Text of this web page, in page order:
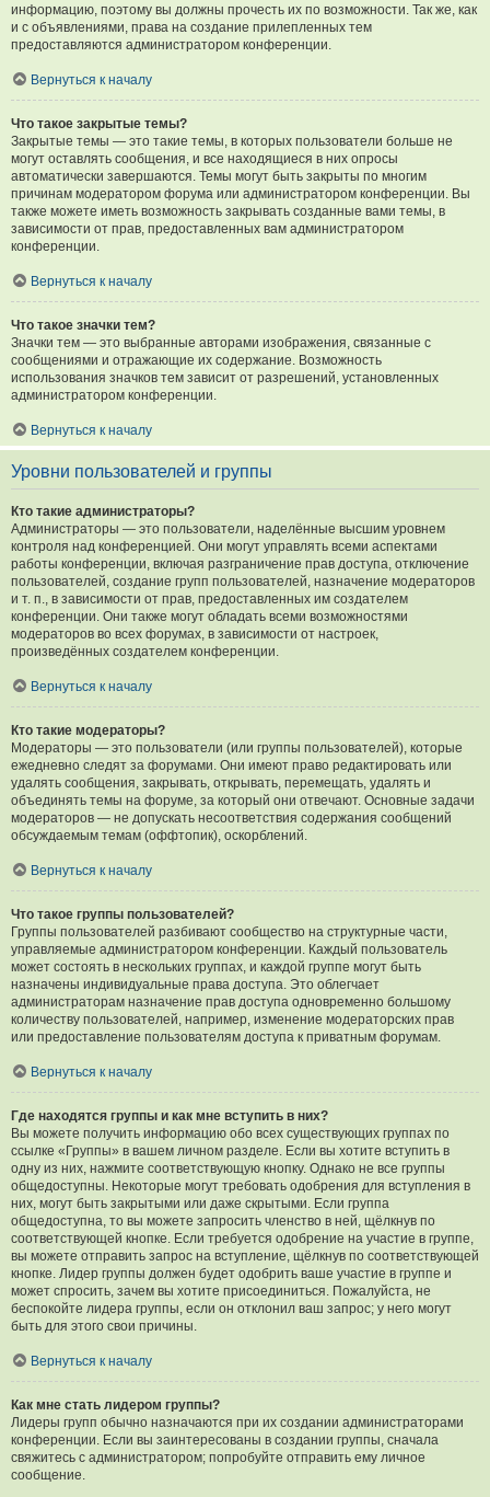
информацию, поэтому вы должны прочесть их по возможности. Так же, как
и с объявлениями, права на создание прилепленных тем
предоставляются администратором конференции.
Вернуться к началу
Что такое закрытые темы?
Закрытые темы — это такие темы, в которых пользователи больше не
могут оставлять сообщения, и все находящиеся в них опросы
автоматически завершаются. Темы могут быть закрыты по многим
причинам модератором форума или администратором конференции. Вы
также можете иметь возможность закрывать созданные вами темы, в
зависимости от прав, предоставленных вам администратором
конференции.
Вернуться к началу
Что такое значки тем?
Значки тем — это выбранные авторами изображения, связанные с
сообщениями и отражающие их содержание. Возможность
использования значков тем зависит от разрешений, установленных
администратором конференции.
Вернуться к началу
Уровни пользователей и группы
Кто такие администраторы?
Администраторы — это пользователи, наделённые высшим уровнем
контроля над конференцией. Они могут управлять всеми аспектами
работы конференции, включая разграничение прав доступа, отключение
пользователей, создание групп пользователей, назначение модераторов
и т. п., в зависимости от прав, предоставленных им создателем
конференции. Они также могут обладать всеми возможностями
модераторов во всех форумах, в зависимости от настроек,
произведённых создателем конференции.
Вернуться к началу
Кто такие модераторы?
Модераторы — это пользователи (или группы пользователей), которые
ежедневно следят за форумами. Они имеют право редактировать или
удалять сообщения, закрывать, открывать, перемещать, удалять и
объединять темы на форуме, за который они отвечают. Основные задачи
модераторов — не допускать несоответствия содержания сообщений
обсуждаемым темам (оффтопик), оскорблений.
Вернуться к началу
Что такое группы пользователей?
Группы пользователей разбивают сообщество на структурные части,
управляемые администратором конференции. Каждый пользователь
может состоять в нескольких группах, и каждой группе могут быть
назначены индивидуальные права доступа. Это облегчает
администраторам назначение прав доступа одновременно большому
количеству пользователей, например, изменение модераторских прав
или предоставление пользователям доступа к приватным форумам.
Вернуться к началу
Где находятся группы и как мне вступить в них?
Вы можете получить информацию обо всех существующих группах по
ссылке «Группы» в вашем личном разделе. Если вы хотите вступить в
одну из них, нажмите соответствующую кнопку. Однако не все группы
общедоступны. Некоторые могут требовать одобрения для вступления в
них, могут быть закрытыми или даже скрытыми. Если группа
общедоступна, то вы можете запросить членство в ней, щёлкнув по
соответствующей кнопке. Если требуется одобрение на участие в группе,
вы можете отправить запрос на вступление, щёлкнув по соответствующей
кнопке. Лидер группы должен будет одобрить ваше участие в группе и
может спросить, зачем вы хотите присоединиться. Пожалуйста, не
беспокойте лидера группы, если он отклонил ваш запрос; у него могут
быть для этого свои причины.
Вернуться к началу
Как мне стать лидером группы?
Лидеры групп обычно назначаются при их создании администраторами
конференции. Если вы заинтересованы в создании группы, сначала
свяжитесь с администратором; попробуйте отправить ему личное
сообщение.